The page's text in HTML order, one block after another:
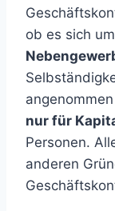
ob es sich um
nur für
Personen.
anderen